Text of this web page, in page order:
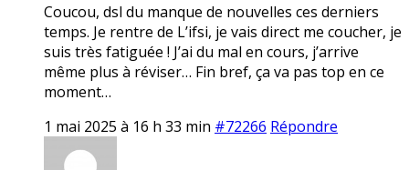
Coucou, dsl du manque de nouvelles ces derniers
temps. Je rentre de L’ifsi, je vais direct me coucher, je
suis très fatiguée ! J’ai du mal en cours, j’arrive
même plus à réviser… Fin bref, ça va pas top en ce
moment…
1 mai 2025 à 16 h 33 min #72266 Répondre